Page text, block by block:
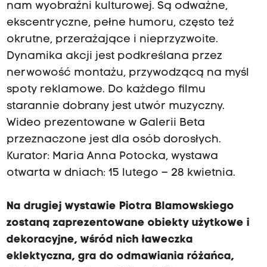
nam wyobraźni kulturowej. Są odważne,
ekscentryczne, pełne humoru, często też
okrutne, przerażające i nieprzyzwoite.
Dynamika akcji jest podkreślana przez
nerwowość montażu, przywodzącą na myśl
spoty reklamowe. Do każdego filmu
starannie dobrany jest utwór muzyczny.
Wideo prezentowane w Galerii Beta
przeznaczone jest dla osób dorosłych.
Kurator: Maria Anna Potocka, wystawa
otwarta w dniach: 15 lutego – 28 kwietnia.
Na drugiej wystawie Piotra Blamowskiego
zostaną zaprezentowane obiekty użytkowe i
dekoracyjne, wśród nich ławeczka
eklektyczna, gra do odmawiania różańca,